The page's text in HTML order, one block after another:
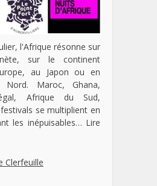
l'Afrique résonne sur
sur le continent
au Japon ou en
Nord. Maroc, Ghana,
Afrique du Sud,
se multiplient en
les inépuisables… Lire
Clerfeuille